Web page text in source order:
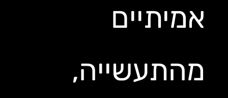
אמיתיים
מהתעשייה,